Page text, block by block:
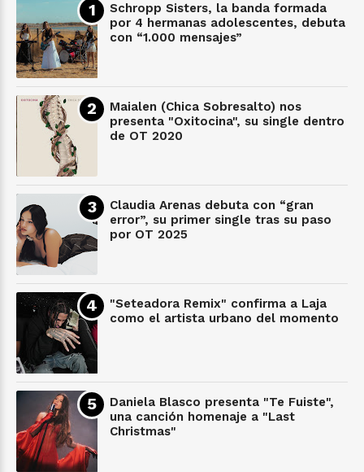
Schropp Sisters, la banda formada
por 4 hermanas adolescentes, debuta
con “1.000 mensajes”
Maialen (Chica Sobresalto) nos
presenta "Oxitocina", su single dentro
de OT 2020
Claudia Arenas debuta con “gran
error”, su primer single tras su paso
por OT 2025
"Seteadora Remix" confirma a Laja
como el artista urbano del momento
Daniela Blasco presenta "Te Fuiste",
una canción homenaje a "Last
Christmas"